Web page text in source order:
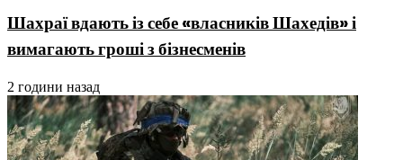
Шахраї вдають із себе «власників Шахедів» і
вимагають гроші з бізнесменів
2 години назад